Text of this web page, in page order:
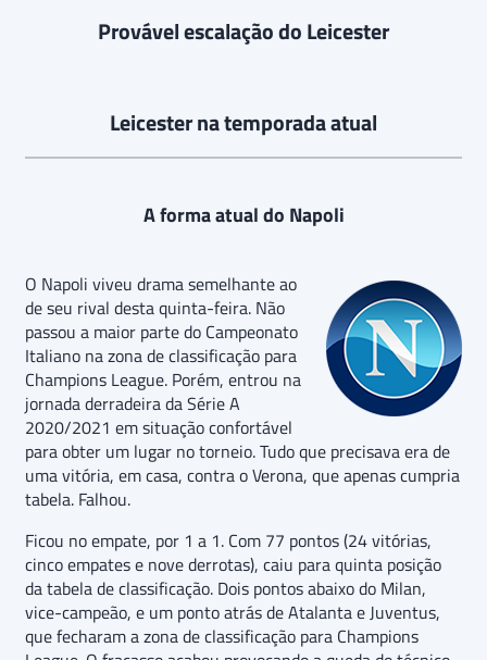
Provável escalação do Leicester
Leicester na temporada atual
A forma atual do Napoli
O Napoli viveu drama semelhante ao
de seu rival desta quinta-feira. Não
passou a maior parte do Campeonato
Italiano na zona de classificação para
Champions League. Porém, entrou na
jornada derradeira da Série A
2020/2021 em situação confortável
para obter um lugar no torneio. Tudo que precisava era de
uma vitória, em casa, contra o Verona, que apenas cumpria
tabela. Falhou.
Ficou no empate, por 1 a 1. Com 77 pontos (24 vitórias,
cinco empates e nove derrotas), caiu para quinta posição
da tabela de classificação. Dois pontos abaixo do Milan,
vice-campeão, e um ponto atrás de Atalanta e Juventus,
que fecharam a zona de classificação para Champions